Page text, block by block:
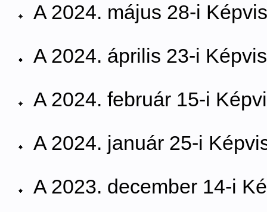
A 2024. május 28-i
A 2024. április 23-i
A 2024. február 15-i
A 2024. január 25-i
A 2023. december 14-i